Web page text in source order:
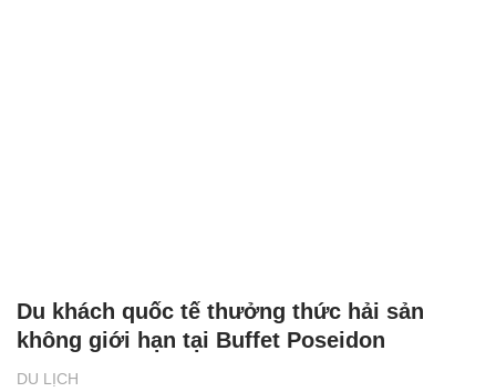
DU LỊCH
Du khách quốc tế thưởng thức hải sản
không giới hạn tại Buffet Poseidon